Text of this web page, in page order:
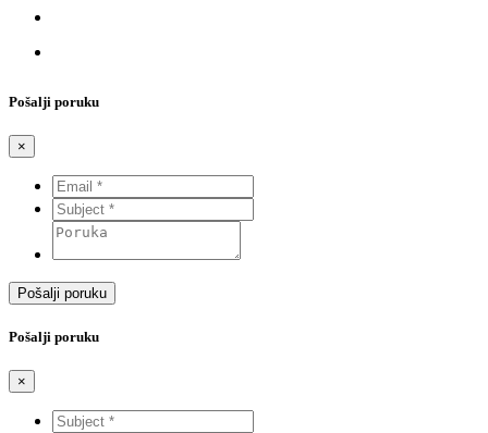
Pošalji poruku
×
Pošalji poruku
Pošalji poruku
×